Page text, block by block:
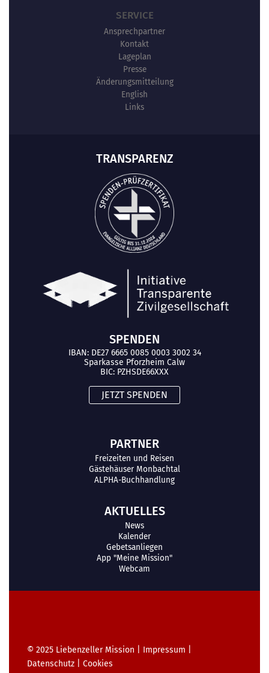
SERVICE
Ansprechpartner
Kontakt
Lageplan
Presse
Änderungsmitteilung
English
Links
TRANSPARENZ
SPENDEN
IBAN: DE27 6665 0085 0003 3002 34
Sparkasse Pforzheim Calw
BIC: PZHSDE66XXX
JETZT SPENDEN
PARTNER
Freizeiten und Reisen
Gästehäuser Monbachtal
ALPHA-Buchhandlung
AKTUELLES
News
Kalender
Gebetsanliegen
App "Meine Mission"
Webcam
© 2025 Liebenzeller Mission Impressum
Datenschutz
Cookies